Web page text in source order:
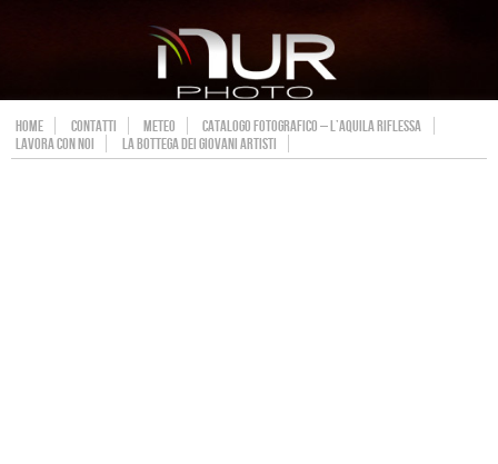
HOME CONTATTI METEO
CATALOGO FOTOGRAFICO – L’AQUILA RIFLESSA
LAVORA CON NOI
LA BOTTEGA DEI GIOVANI ARTISTI